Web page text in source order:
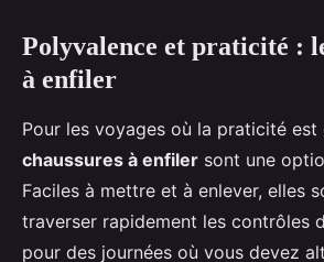
Polyvalence et praticité :
à enfiler
Pour les voyages où la praticité est
chaussures à enfiler sont une
Faciles à mettre et à enlever, elles
traverser rapidement les contrôles
pour des journées où vous devez